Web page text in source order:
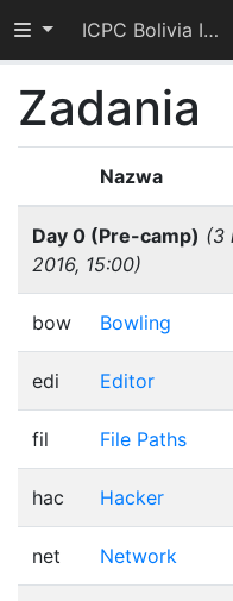
Przełącz widoczność ICPC Bolivia International Winter Camp 2015
Zadania
Nazwa
Day 0 (Pre-camp) (3
2016, 15:00)
bow Bowling
edi Editor
fil File Paths
hac Hacker
net Network